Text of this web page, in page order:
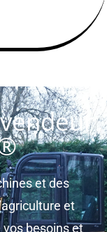
et des
et
vos besoins et